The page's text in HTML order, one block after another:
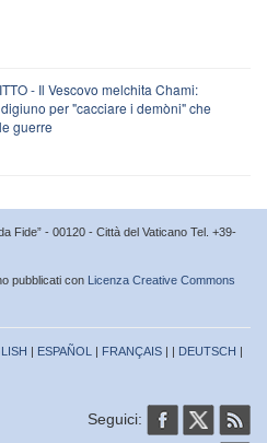
- Il Vescovo melchita Chami:
per "cacciare i demòni" che
guerre
Fide” - 00120 - Città del Vaticano Tel. +39-
pubblicati con Licenza Creative Commons
| ESPAÑOL | FRANÇAIS | | DEUTSCH |
Seguici: